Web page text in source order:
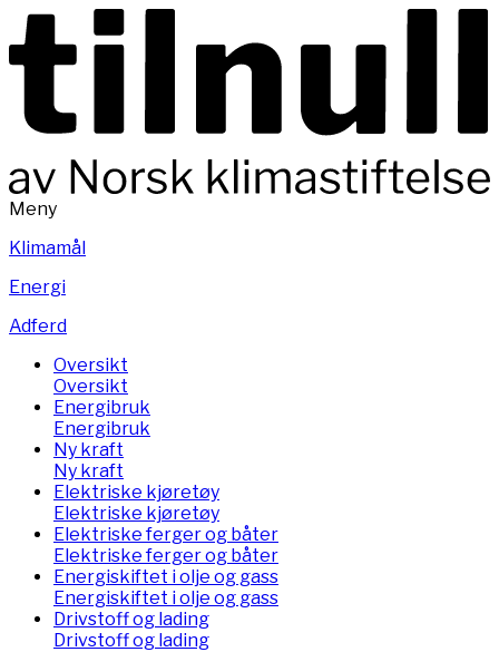
Meny
Klimamål
Energi
Adferd
Oversikt
Oversikt
Energibruk
Energibruk
Ny kraft
Ny kraft
Elektriske kjøretøy
Elektriske kjøretøy
Elektriske ferger og båter
Elektriske ferger og båter
Energiskiftet i olje og gass
Energiskiftet i olje og gass
Drivstoff og lading
Drivstoff og lading